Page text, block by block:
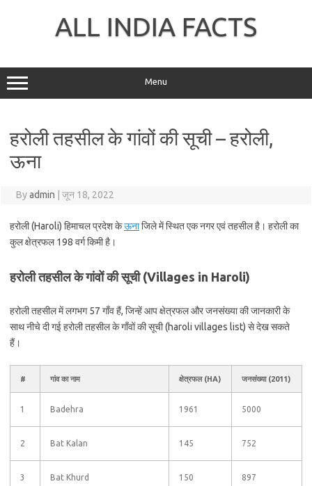
ALL INDIA FACTS
Menu
हरोली तहसील के गांवों की सूची – हरोली,
ऊना
Byadmin जून 18, 2022
हरोली (Haroli) हिमाचल प्रदेश केऊनाजिले में स्थित एक नगर एवं तहसील है। हरोली का
कुल क्षेत्रफल 198 वर्ग किमी है।
हरोली तहसील के गांवों की सूची (Villages in Haroli)
हरोली तहसील में लगभग 57 गाँव हैं, जिन्हें आप क्षेत्रफल और जनसंख्या की जानकारी के
साथ नीचे दी गई हरोली तहसील के गाँवों की सूची (haroli villages list) से देख सकते
हैं।
# गांव का नाम क्षेत्रफल (HA) जनसंख्या (2011)
1 Badehra 1961 5000
2 Bat Kalan 145 752
3 Bat Khurd 150 897